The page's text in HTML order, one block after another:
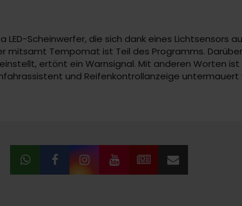
Scheinwerfer, die sich dank eines
mitsamt Tempomat ist Teil des Programms.
ertönt ein Warnsignal. Mit anderen Worten
und Reifenkontrollanzeige